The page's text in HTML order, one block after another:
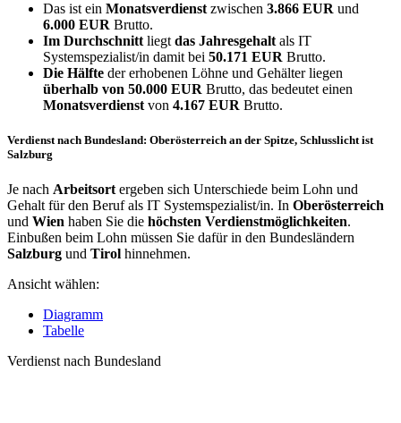
Das ist ein Monatsverdienst zwischen 3.866 EUR und
6.000 EUR Brutto.
Im Durchschnitt liegt das Jahresgehalt als IT
Systemspezialist/in damit bei 50.171 EUR Brutto.
Die Hälfte der erhobenen Löhne und Gehälter liegen
überhalb von 50.000 EUR Brutto, das bedeutet einen
Monatsverdienst von 4.167 EUR Brutto.
Verdienst nach Bundesland: Oberösterreich an der Spitze, Schlusslicht ist
Salzburg
Je nach Arbeitsort ergeben sich Unterschiede beim Lohn und
Gehalt für den Beruf als IT Systemspezialist/in. In Oberösterreich
und Wien haben Sie die höchsten Verdienstmöglichkeiten.
Einbußen beim Lohn müssen Sie dafür in den Bundesländern
Salzburg und Tirol hinnehmen.
Ansicht wählen:
Diagramm
Tabelle
Verdienst nach Bundesland